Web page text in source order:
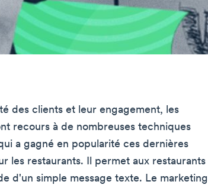
des clients et leur engagement, les
recours à de nombreuses techniques
a gagné en popularité ces dernières
les restaurants. Il permet aux restaurants
d'un simple message texte. Le marketing